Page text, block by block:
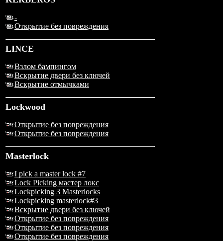
-
Открытие без повреждения
LINCE
Взлом бампингом
Вскрытие двери без ключей
Вскрытие отмычками
Lockwood
Открытие без повреждения
Открытие без повреждения
Masterlock
I pick a master lock #7
Lock Picking мастер локс
Lockpicking 3 Masterlocks
Lockpicking masterlock#3
Вскрытие двери без ключей
Открытие без повреждения
Открытие без повреждения
Открытие без повреждения